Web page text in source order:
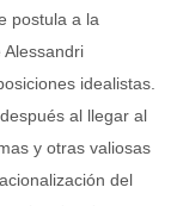
postula a la
idealistas.
al llegar al
y otras valiosas
del